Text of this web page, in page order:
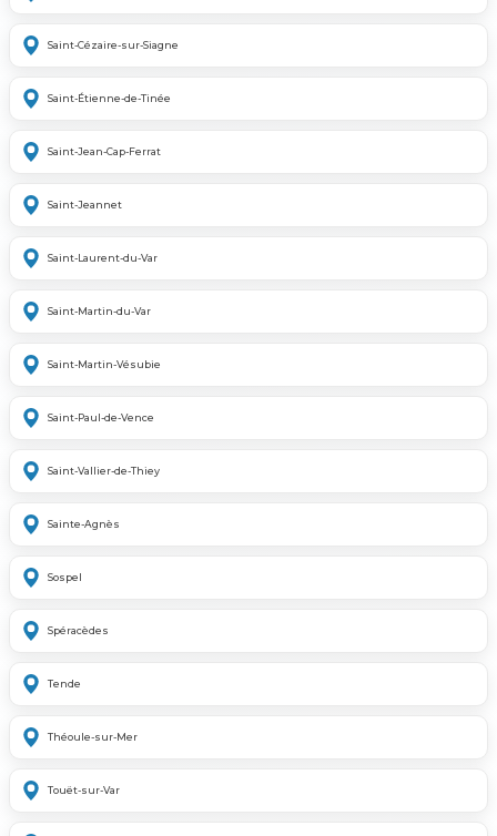
Saint-Cézaire-sur-Siagne
Saint-Étienne-de-Tinée
Saint-Jean-Cap-Ferrat
Saint-Jeannet
Saint-Laurent-du-Var
Saint-Martin-du-Var
Saint-Martin-Vésubie
Saint-Paul-de-Vence
Saint-Vallier-de-Thiey
Sainte-Agnès
Sospel
Spéracèdes
Tende
Théoule-sur-Mer
Touët-sur-Var